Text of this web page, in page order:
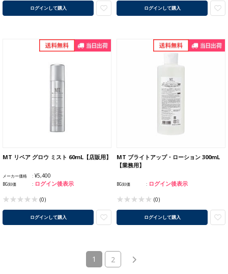
ログインして購入 ログインして購入
MT リペア グロウ ミスト 60mL【店販用】
メーカー価格 ¥5,400
BG卸価 ログイン後表示
(0)
ログインして購入
MT ブライトアップ・ローション 300mL
【業務用】
BG卸価 ログイン後表示
(0)
ログインして購入
1 (current)
2